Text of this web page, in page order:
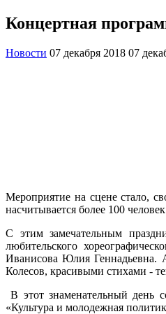
Концертная
Новости 07 декабря 2018 07
Мероприятие на сцене стало,
насчитывается более 100
С этим замечательным
любительского
Иванисова Юлия Геннадьевна.
Колесов, красивыми стихами -
В этот знаменательный день
«Культура и молодежная